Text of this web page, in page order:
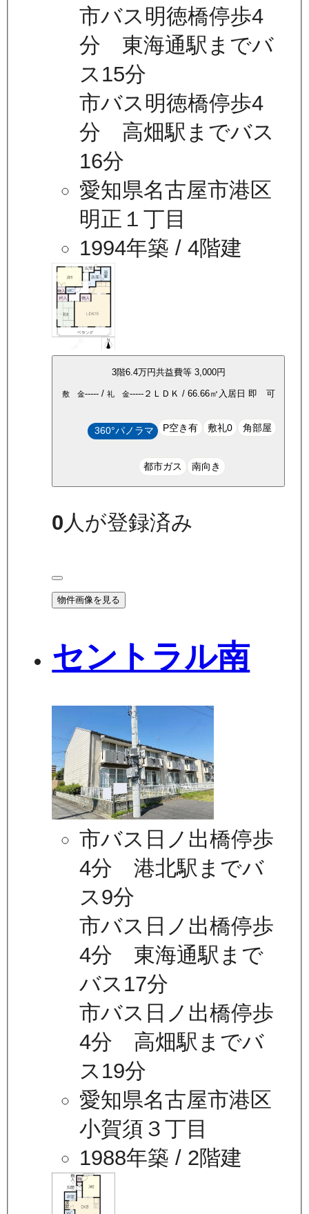
市バス明徳橋停歩4
分 東海通駅までバ
ス15分
市バス明徳橋停歩4
分 高畑駅までバス
16分
愛知県名古屋市港区
明正１丁目
1994年築 / 4階建
3階6.4万円共益費等 3,000円
敷 金-----/ 礼 金-----２ＬＤＫ / 66.66㎡ 入居日 即 可
360°パノラマ P空き有 敷礼0 角部屋
都市ガス 南向き
0人が登録済み
物件画像を見る
セントラル南
市バス日ノ出橋停歩
4分 港北駅までバ
ス9分
市バス日ノ出橋停歩
4分 東海通駅まで
バス17分
市バス日ノ出橋停歩
4分 高畑駅までバ
ス19分
愛知県名古屋市港区
小賀須３丁目
1988年築 / 2階建